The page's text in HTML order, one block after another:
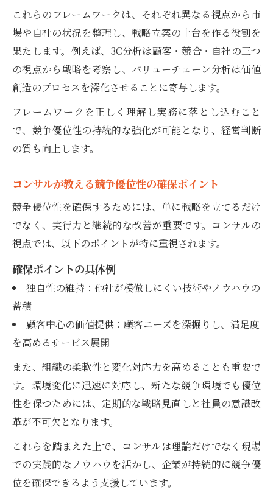
これらのフレームワークは、それぞれ異なる視点から市
場や自社の状況を整理し、戦略立案の土台を作る役割を
果たします。例えば、3C分析は顧客・競合・自社の三つ
の視点から戦略を考察し、バリューチェーン分析は価値
創造のプロセスを深化させることに寄与します。
フレームワークを正しく理解し実務に落とし込むこと
で、競争優位性の持続的な強化が可能となり、経営判断
の質も向上します。
コンサルが教える競争優位性の確保ポイント
競争優位性を確保するためには、単に戦略を立てるだけ
でなく、実行力と継続的な改善が重要です。コンサルの
視点では、以下のポイントが特に重視されます。
確保ポイントの具体例
独自性の維持：他社が模倣しにくい技術やノウハウの
蓄積
顧客中心の価値提供：顧客ニーズを深掘りし、満足度
を高めるサービス展開
また、組織の柔軟性と変化対応力を高めることも重要で
す。環境変化に迅速に対応し、新たな競争環境でも優位
性を保つためには、定期的な戦略見直しと社員の意識改
革が不可欠となります。
これらを踏まえた上で、コンサルは理論だけでなく現場
での実践的なノウハウを活かし、企業が持続的に競争優
位を確保できるよう支援しています。